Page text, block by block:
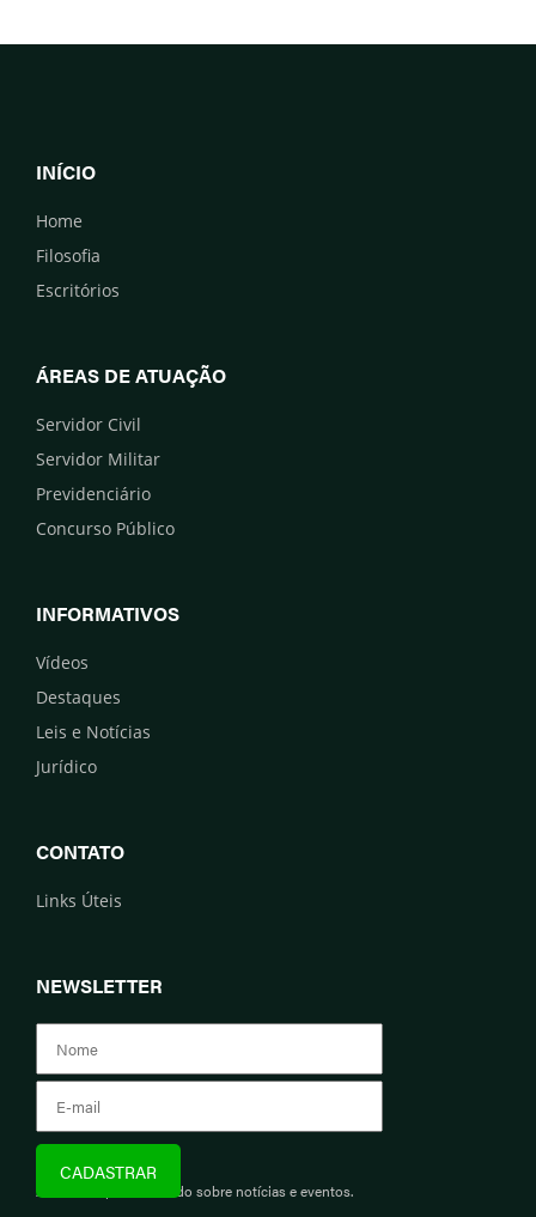
INÍCIO
Home
Filosofia
Escritórios
ÁREAS DE ATUAÇÃO
Servidor Civil
Servidor Militar
Previdenciário
Concurso Público
INFORMATIVOS
Vídeos
Destaques
Leis e Notícias
Jurídico
CONTATO
Links Úteis
NEWSLETTER
Assine e fique informado sobre notícias e eventos.